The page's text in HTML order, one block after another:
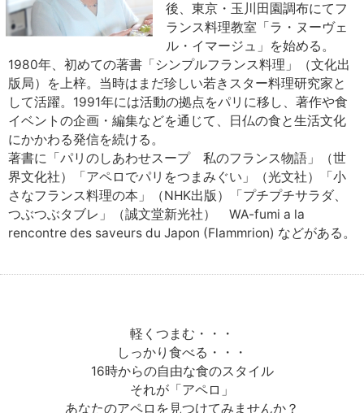
後、東京・玉川田園調布にてフ
ランス料理教室「ラ・ヌーヴェ
ル・イマージュ」を始める。
1980年、初めての著書「シンプルフランス料理」（文化出
版局）を上梓。当時はまだ珍しい若きスター料理研究家と
して活躍。1991年には活動の拠点をパリに移し、著作や食
イベントの企画・編集などを通じて、日仏の食と生活文化
にかかわる発信を続ける。
著書に「パリのしあわせスープ 私のフランス物語」（世
界文化社）「アペロでパリをつまみぐい」（光文社）「小
さなフランス料理の本」（NHK出版）「プチプチサラダ、
つぶつぶタブレ」（誠文堂新光社） WA-fumi a la
rencontre des saveurs du Japon (Flammrion) などがある。
軽くつまむ・・・
しっかり食べる・・・
16時からの自由な食のスタイル
それが「アペロ」
あなたのアペロを見つけてみませんか？